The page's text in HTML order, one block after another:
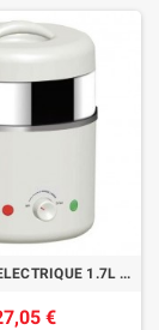
BAIN-MARIE ELECTRIQUE 1.7L BLANC
€